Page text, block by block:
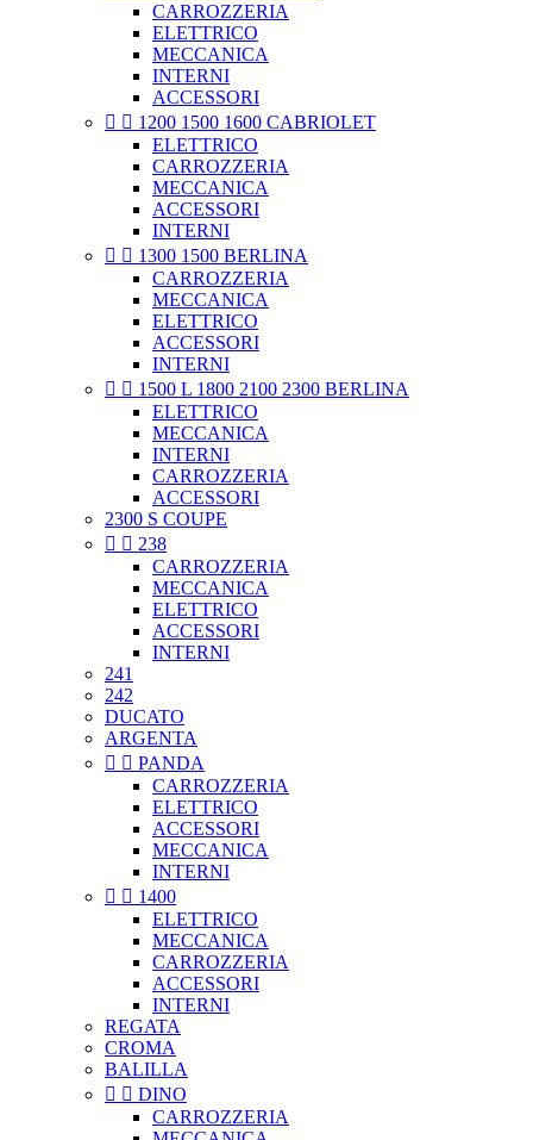
CARROZZERIA
ELETTRICO
MECCANICA
INTERNI
ACCESSORI
  1200 1500 1600 CABRIOLET
ELETTRICO
CARROZZERIA
MECCANICA
ACCESSORI
INTERNI
  1300 1500 BERLINA
CARROZZERIA
MECCANICA
ELETTRICO
ACCESSORI
INTERNI
  1500 L 1800 2100 2300 BERLINA
ELETTRICO
MECCANICA
INTERNI
CARROZZERIA
ACCESSORI
2300 S COUPE
  238
CARROZZERIA
MECCANICA
ELETTRICO
ACCESSORI
INTERNI
241
242
DUCATO
ARGENTA
  PANDA
CARROZZERIA
ELETTRICO
ACCESSORI
MECCANICA
INTERNI
  1400
ELETTRICO
MECCANICA
CARROZZERIA
ACCESSORI
INTERNI
REGATA
CROMA
BALILLA
  DINO
CARROZZERIA